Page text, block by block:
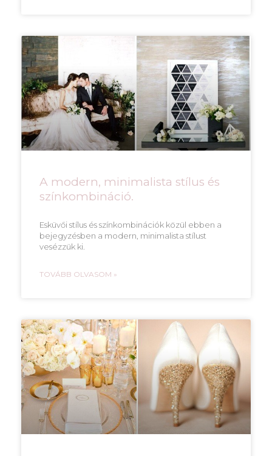
A modern, minimalista stílus és
színkombináció.
Esküvői stílus és színkombinációk közül ebben a
bejegyzésben a modern, minimalista stílust
vesézzük ki.
TOVÁBB OLVASOM »